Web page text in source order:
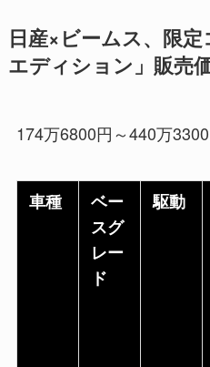
日産×ビームス、限
エディション」販売
174万6800円～440万
車種
ベー
スグ
レー
ド
駆動